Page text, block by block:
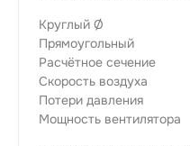
Круглый Ø
Прямоугольный
Расчётное сечение
Скорость воздуха
Потери давления
Мощность вентилятора